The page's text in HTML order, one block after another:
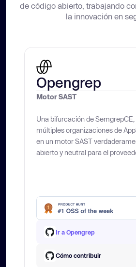
de código abierto, trabajando
la innovación en
Opengrep
Motor SAST
Una bifurcación de
múltiples organizaciones de
en un motor SAST
abierto y neutral para el
Ir a Opengrep
Cómo contribuir